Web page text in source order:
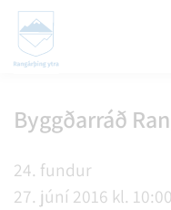
Byggðarráð
24. fundur
27. júní 2016 kl.
Leita á vef